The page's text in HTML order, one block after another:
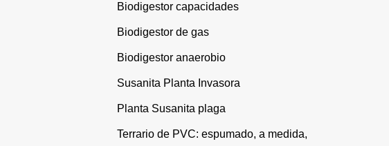
Biodigestor capacidades
Biodigestor de gas
Biodigestor anaerobio
Susanita Planta Invasora
Planta Susanita plaga
Terrario de PVC: espumado, a medida,